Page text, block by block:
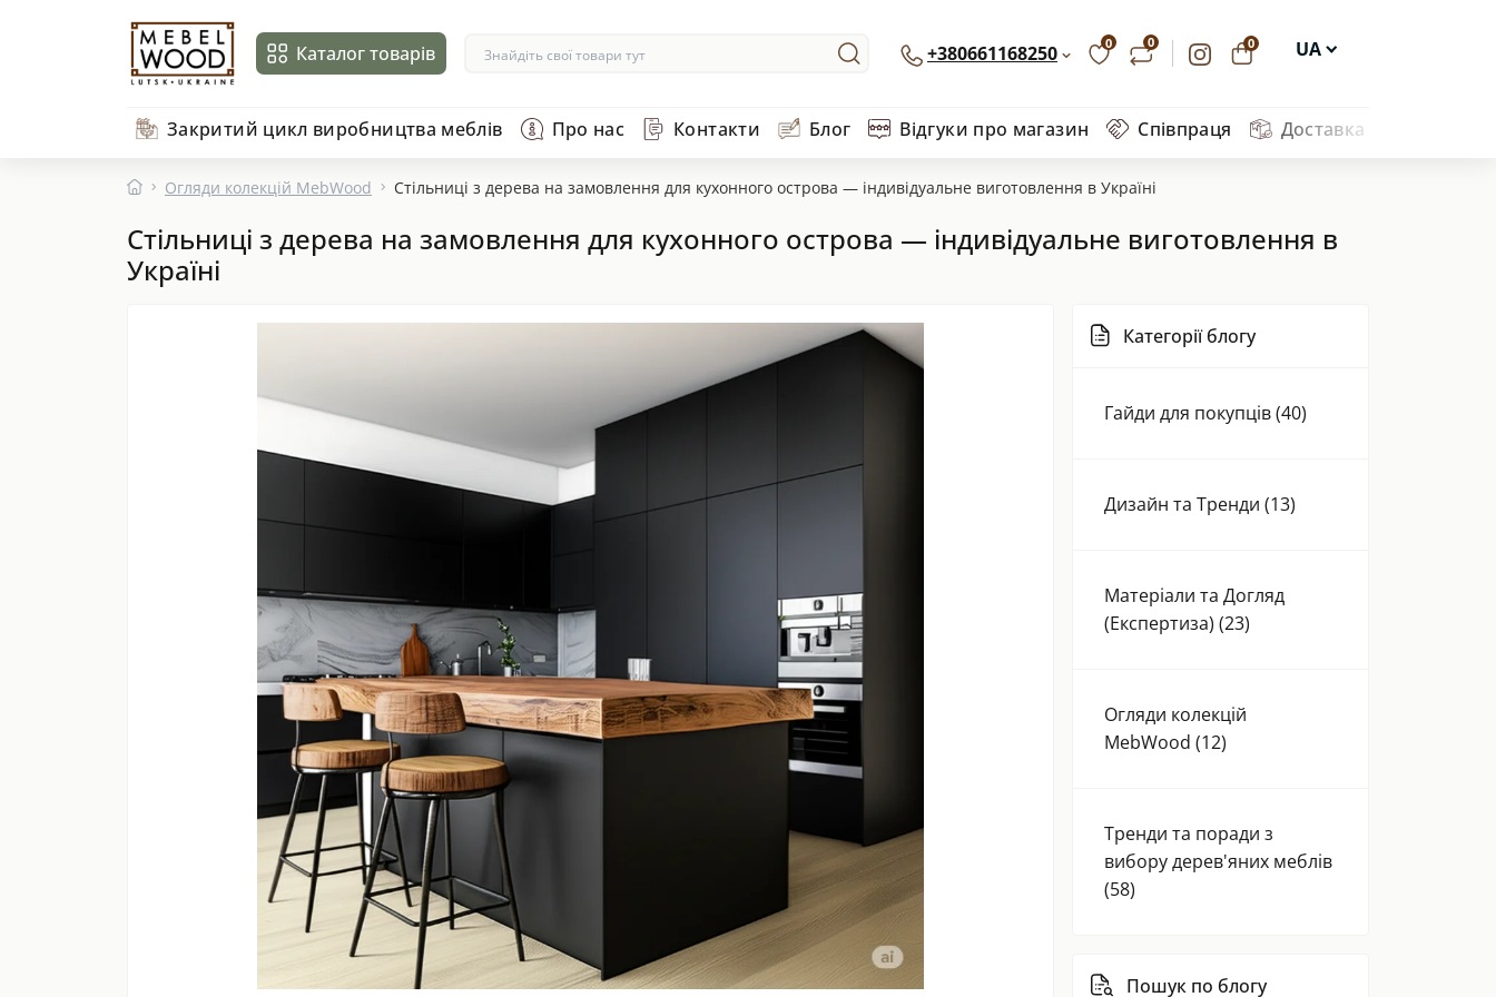
Каталог товарів +380661168250 0 0 0 UA
DE
Закритий цикл виробництва меблів Про нас Контакти Блог Відгуки про магазин Співпраця Доставка та оплата
Огляди колекцій MebWood Стільниці з дерева на замовлення для кухонного острова — індивідуальне виготовлення в Україні
Стільниці з дерева на замовлення для кухонного острова — індивідуальне виготовлення в
Україні
Категорії блогу
Гайди для покупців (40)
Дизайн та Тренди (13)
Матеріали та Догляд
(Експертиза) (23)
Огляди колекцій
MebWood (12)
Тренди та поради з
вибору дерев'яних меблів
(58)
Пошук по блогу